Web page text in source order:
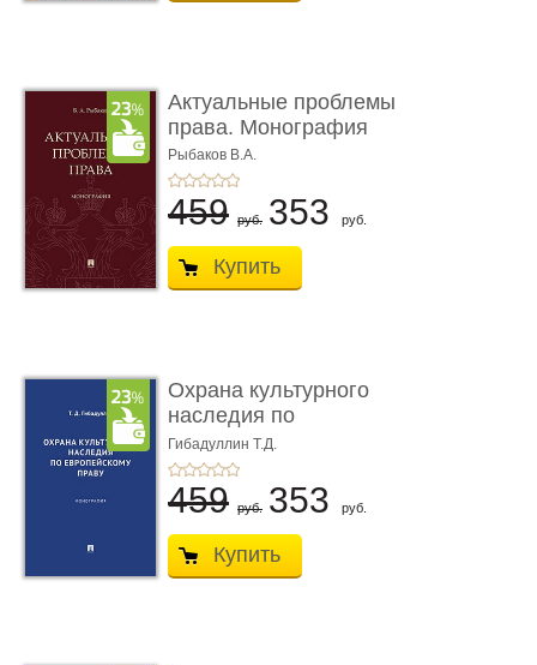
Актуальные проблемы
права. Монография
Рыбаков В.А.
459 руб. 353 руб.
Купить
Охрана культурного
наследия по
европейскому п ...
Гибадуллин Т.Д.
459 руб. 353 руб.
Купить